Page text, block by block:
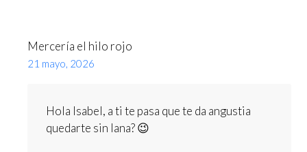
Mercería el hilo rojo
21 mayo, 2026
Hola Isabel, a ti te pasa que te da angustia
quedarte sin lana? 😉